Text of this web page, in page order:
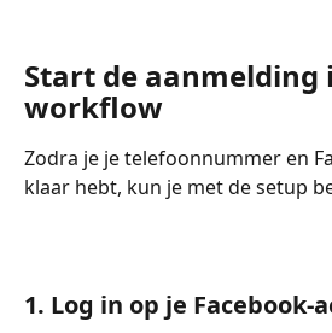
Start de aanmelding
workflow
Zodra je je telefoonnummer en
klaar hebt, kun je met de setup
1. Log in op je Facebook-